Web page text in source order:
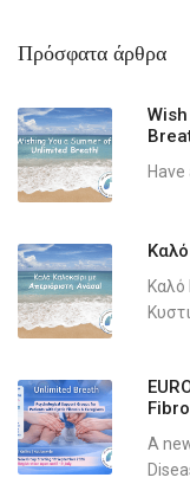
Πρόσφατα άρθρα
Καλό
A